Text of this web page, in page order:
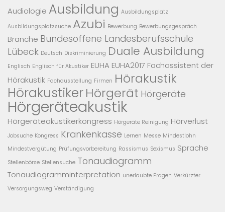
Audiologie Ausbildung Ausbildungsplatz
Ausbildungsplatzsuche Azubi Bewerbung Bewerbungsgespräch
Branche Bundesoffene Landesberufsschule
Lübeck Deutsch Diskriminierung Duale Ausbildung
Englisch Englisch für Akustiker EUHA EUHA2017 Fachassistent der
Hörakustik Fachausstellung Firmen Hörakustik
HörakustikerHörgerät Hörgeräte
Hörgeräteakustik
Hörgeräteakustikerkongress Hörgeräte Reinigung Hörverlust
Jobsuche Kongress Krankenkasse Lernen Messe Mindestlohn
Mindestvergütung Prüfungsvorbereitung Rassismus Sexismus Sprache
Stellenbörse Stellensuche Tonaudiogramm
Tonaudiogramminterpretation unerlaubte Fragen Verkürzter
Versorgungsweg Verständigung